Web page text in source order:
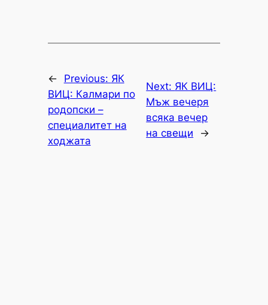
← Previous: ЯК
ВИЦ: Калмари по
родопски –
специалитет на
ходжата
Next: ЯК ВИЦ:
Мъж вечеря
всяка вечер
на свещи
→